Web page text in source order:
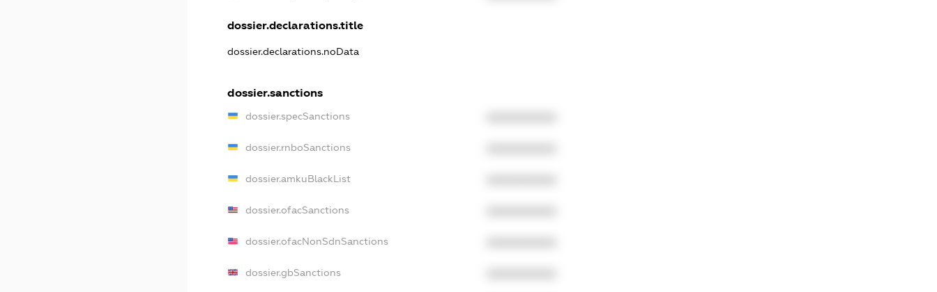
dossier.declarations.title
dossier.declarations.noData
dossier.sanctions
dossier.specSanctions
dossier.rnboSanctions
dossier.amkuBlackList
dossier.ofacSanctions
dossier.ofacNonSdnSanctions
dossier.gbSanctions